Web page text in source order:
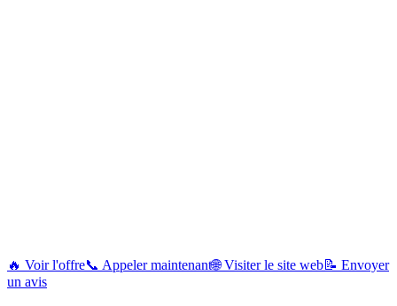
🔥 Voir l'offre📞 Appeler maintenant🌐 Visiter le site web📝 Envoyer
un avis